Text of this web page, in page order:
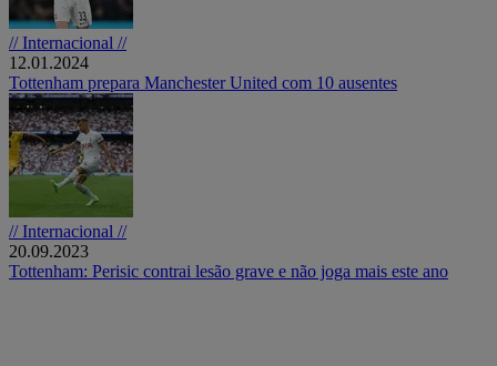
// Internacional //
12.01.2024
Tottenham prepara Manchester United com 10 ausentes
// Internacional //
20.09.2023
Tottenham: Perisic contrai lesão grave e não joga mais este ano